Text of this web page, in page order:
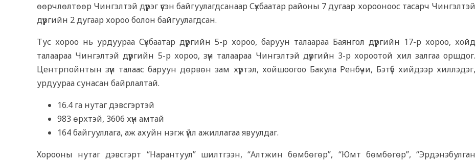
өөрчлөлтөөр Чингэлтэй дүүрэг үүсэн байгуулагдсанаар Сүхбаатар районы 7 дугаар хорооноос тасарч Чингэлтэй
дүүргийн 2 дугаар хороо болон байгуулагдсан.
Тус хороо нь урдуураа Сүхбаатар дүүргийн 5-р хороо, баруун талаараа Баянгол дүүргийн 17-р хороо, хойд
талаараа Чингэлтэй дүүргийн 5-р хороо, зүүн талаараа Чингэлтэй дүүргийн 3-р хороотой хил залгаа оршдог.
Центрпойнтын зүүн талаас баруун дөрвөн зам хүртэл, хойшоогоо Бакула Ренбүчи, Бэтүб хийдээр хиллэдэг,
урдуураа сунасан байрлалтай.
16.4 га нутаг дэвсгэртэй
983 өрхтэй, 3606 хүн амтай
164 байгууллага, аж ахуйн нэгж үйл ажиллагаа явуулдаг.
Хорооны нутаг дэвсгэрт “Нарантуул” шилтгээн, “Алтжин бөмбөгөр”, “Юмт бөмбөгөр”, “Эрдэнэбулган